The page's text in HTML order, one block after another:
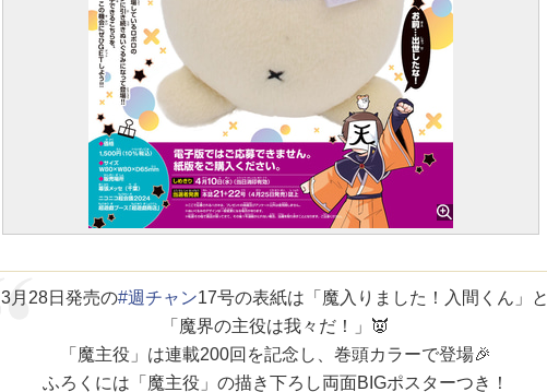
3月28日発売の#週チャン17号の表紙は「魔入りました！入間くん」と
「魔界の主役は我々だ！」👿
「魔主役」は連載200回を記念し、巻頭カラーで登場🎉
ふろくには「魔主役」の描き下ろし両面BIGポスターつき！